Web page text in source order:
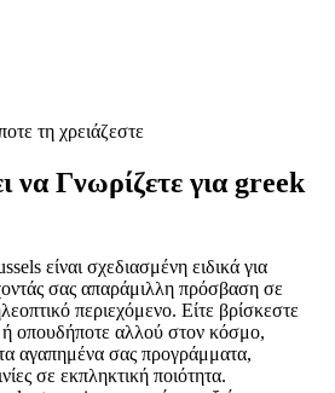
τη χρειάζεστε
Γνωρίζετε για greek
είναι σχεδιασμένη ειδικά για
σας απαράμιλλη πρόσβαση σε
περιεχόμενο. Είτε βρίσκεστε
οπουδήποτε αλλού στον κόσμο,
αγαπημένα σας προγράμματα,
σε εκπληκτική ποιότητα.